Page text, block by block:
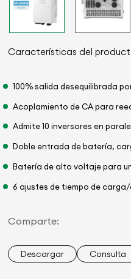
Características del
100% salida desequilibrada
Acoplamiento de CA para
Admite 10 inversores en
Doble entrada de batería,
Batería de alto voltaje para
6 ajustes de tiempo de
Comparte:
Descargar Consulta